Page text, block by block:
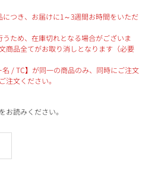
つき、お届けに1～3週間お時間をいただ
ため、在庫切れとなる場合がございま
商品全てがお取り消しとなります（必要
/ TC】が同一の商品のみ、同時にご注文
注文ください。
読みください。